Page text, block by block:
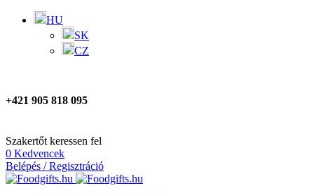
HU
SK
CZ
+421 905 818 095
Szakertőt keressen fel
0 Kedvencek
Belépés / Regisztráció